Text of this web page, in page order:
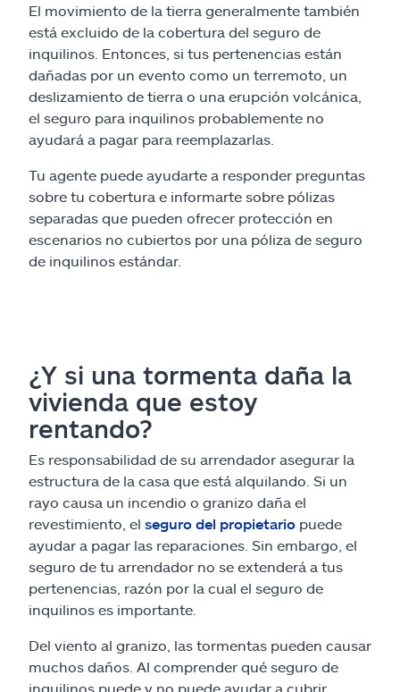
El movimiento de la tierra generalmente también
está excluido de la cobertura del seguro de
inquilinos. Entonces, si tus pertenencias están
dañadas por un evento como un terremoto, un
deslizamiento de tierra o una erupción volcánica,
el seguro para inquilinos probablemente no
ayudará a pagar para reemplazarlas.
Tu agente puede ayudarte a responder preguntas
sobre tu cobertura e informarte sobre pólizas
separadas que pueden ofrecer protección en
escenarios no cubiertos por una póliza de seguro
de inquilinos estándar.
¿Y si una tormenta daña la
vivienda que estoy
rentando?
Es responsabilidad de su arrendador asegurar la
estructura de la casa que está alquilando. Si un
rayo causa un incendio o granizo daña el
revestimiento, el seguro del propietario puede
ayudar a pagar las reparaciones. Sin embargo, el
seguro de tu arrendador no se extenderá a tus
pertenencias, razón por la cual el seguro de
inquilinos es importante.
Del viento al granizo, las tormentas pueden causar
muchos daños. Al comprender qué seguro de
inquilinos puede y no puede ayudar a cubrir,